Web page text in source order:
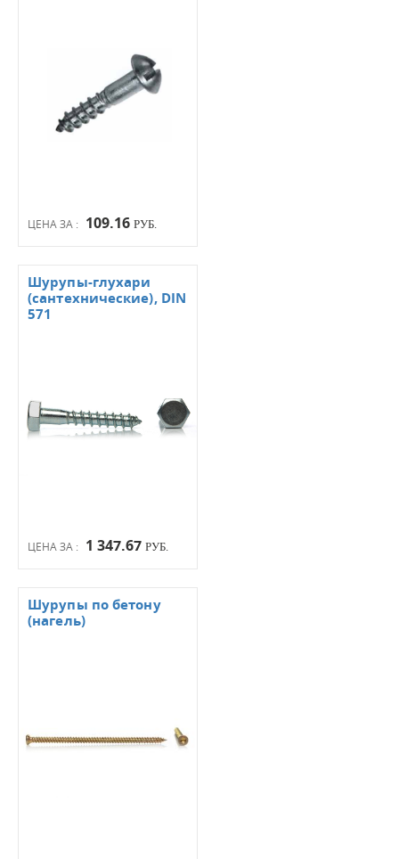
ЦЕНА ЗА : 109.16 РУБ.
ЦЕНА ЗА : 1 347.67 РУБ.
Шурупы-глухари
(сантехнические), DIN
571
Шурупы по бетону
(нагель)